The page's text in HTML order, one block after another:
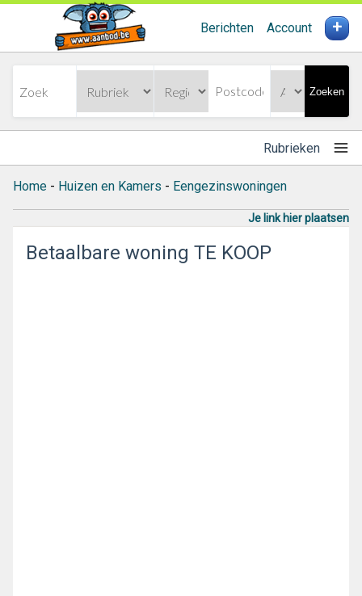
Berichten Account +
Zoeken
Rubrieken
Home - Huizen en Kamers - Eengezinswoningen
Je link hier plaatsen
Betaalbare woning TE KOOP